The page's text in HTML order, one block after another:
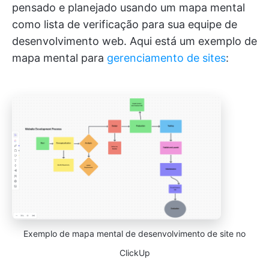
pensado e planejado usando um mapa mental
como lista de verificação para sua equipe de
desenvolvimento web. Aqui está um exemplo de
mapa mental para gerenciamento de sites:
Exemplo de mapa mental de desenvolvimento de site no
ClickUp